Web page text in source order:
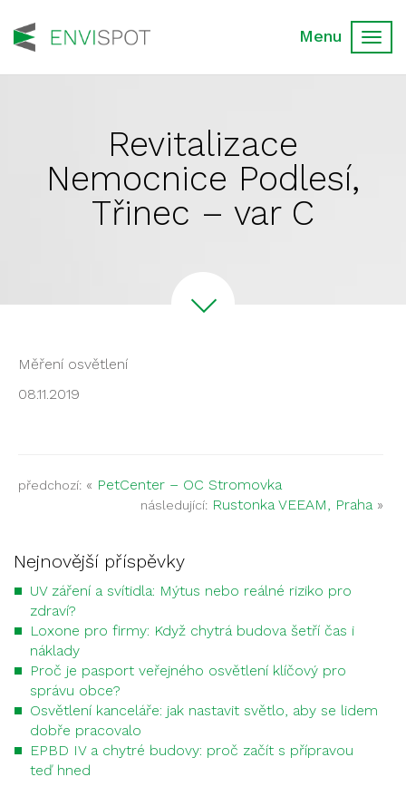
Revitalizace
Nemocnice Podlesí,
Třinec – var C
Měření osvětlení
08.11.2019
předchozí: « PetCenter – OC Stromovka
následující: Rustonka VEEAM, Praha»
Nejnovější příspěvky
UV záření a svítidla: Mýtus nebo reálné riziko pro
zdraví?
Loxone pro firmy: Když chytrá budova šetří čas i
náklady
Proč je pasport veřejného osvětlení klíčový pro
správu obce?
Osvětlení kanceláře: jak nastavit světlo, aby se lidem
dobře pracovalo
EPBD IV a chytré budovy: proč začít s přípravou
teď hned